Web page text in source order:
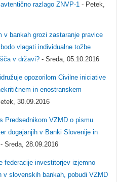
razlago ZNVP-1 - Petek,
v bankah grozi zastaranje pravice
vlagati individualne tožbe
v državi? - Sreda, 05.10.2016
opozorilom Civilne iniciative
in enostranskem
30.09.2016
Predsednikom VZMD o pismu
dogajanjih v Banki Slovenije in
- Sreda, 28.09.2016
federacije investitorjev izjemno
slovenskih bankah, pobudi VZMD